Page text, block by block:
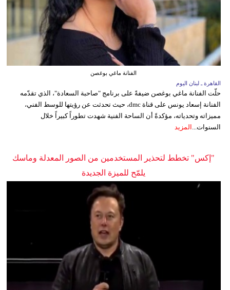
الفنانة ماغي بوغصن
القاهرة ـ لبنان اليوم
حلّت الفنانة ماغي بوغصن ضيفةً على برنامج "صاحبة السعادة"، الذي تقدّمه
الفنانة إسعاد يونس على قناة dmc، حيث تحدثت عن رؤيتها للوسط الفني،
مميزاته وتحدياته، مؤكدةً أن الساحة الفنية شهدت تطوراً كبيراً خلال
السنوات... المزيد
"إكس" تخطط لتحذير المستخدمين من الصور المعدلة وماسك
يلمّح للميزة الجديدة